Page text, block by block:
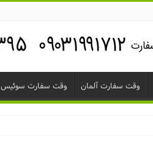
وقت سفارت آلمان وقت سفارت سوئیس